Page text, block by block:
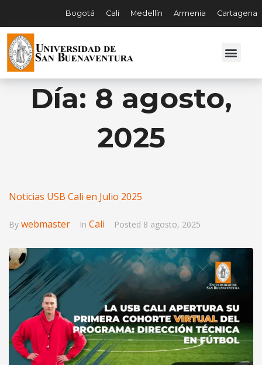
Bogotá Cali Medellín Armenia Cartagena
Día: 8 agosto,
2025
Noticias USB Cali en Julio 2025
By webmaster In Cali Posted 8 agosto, 2025